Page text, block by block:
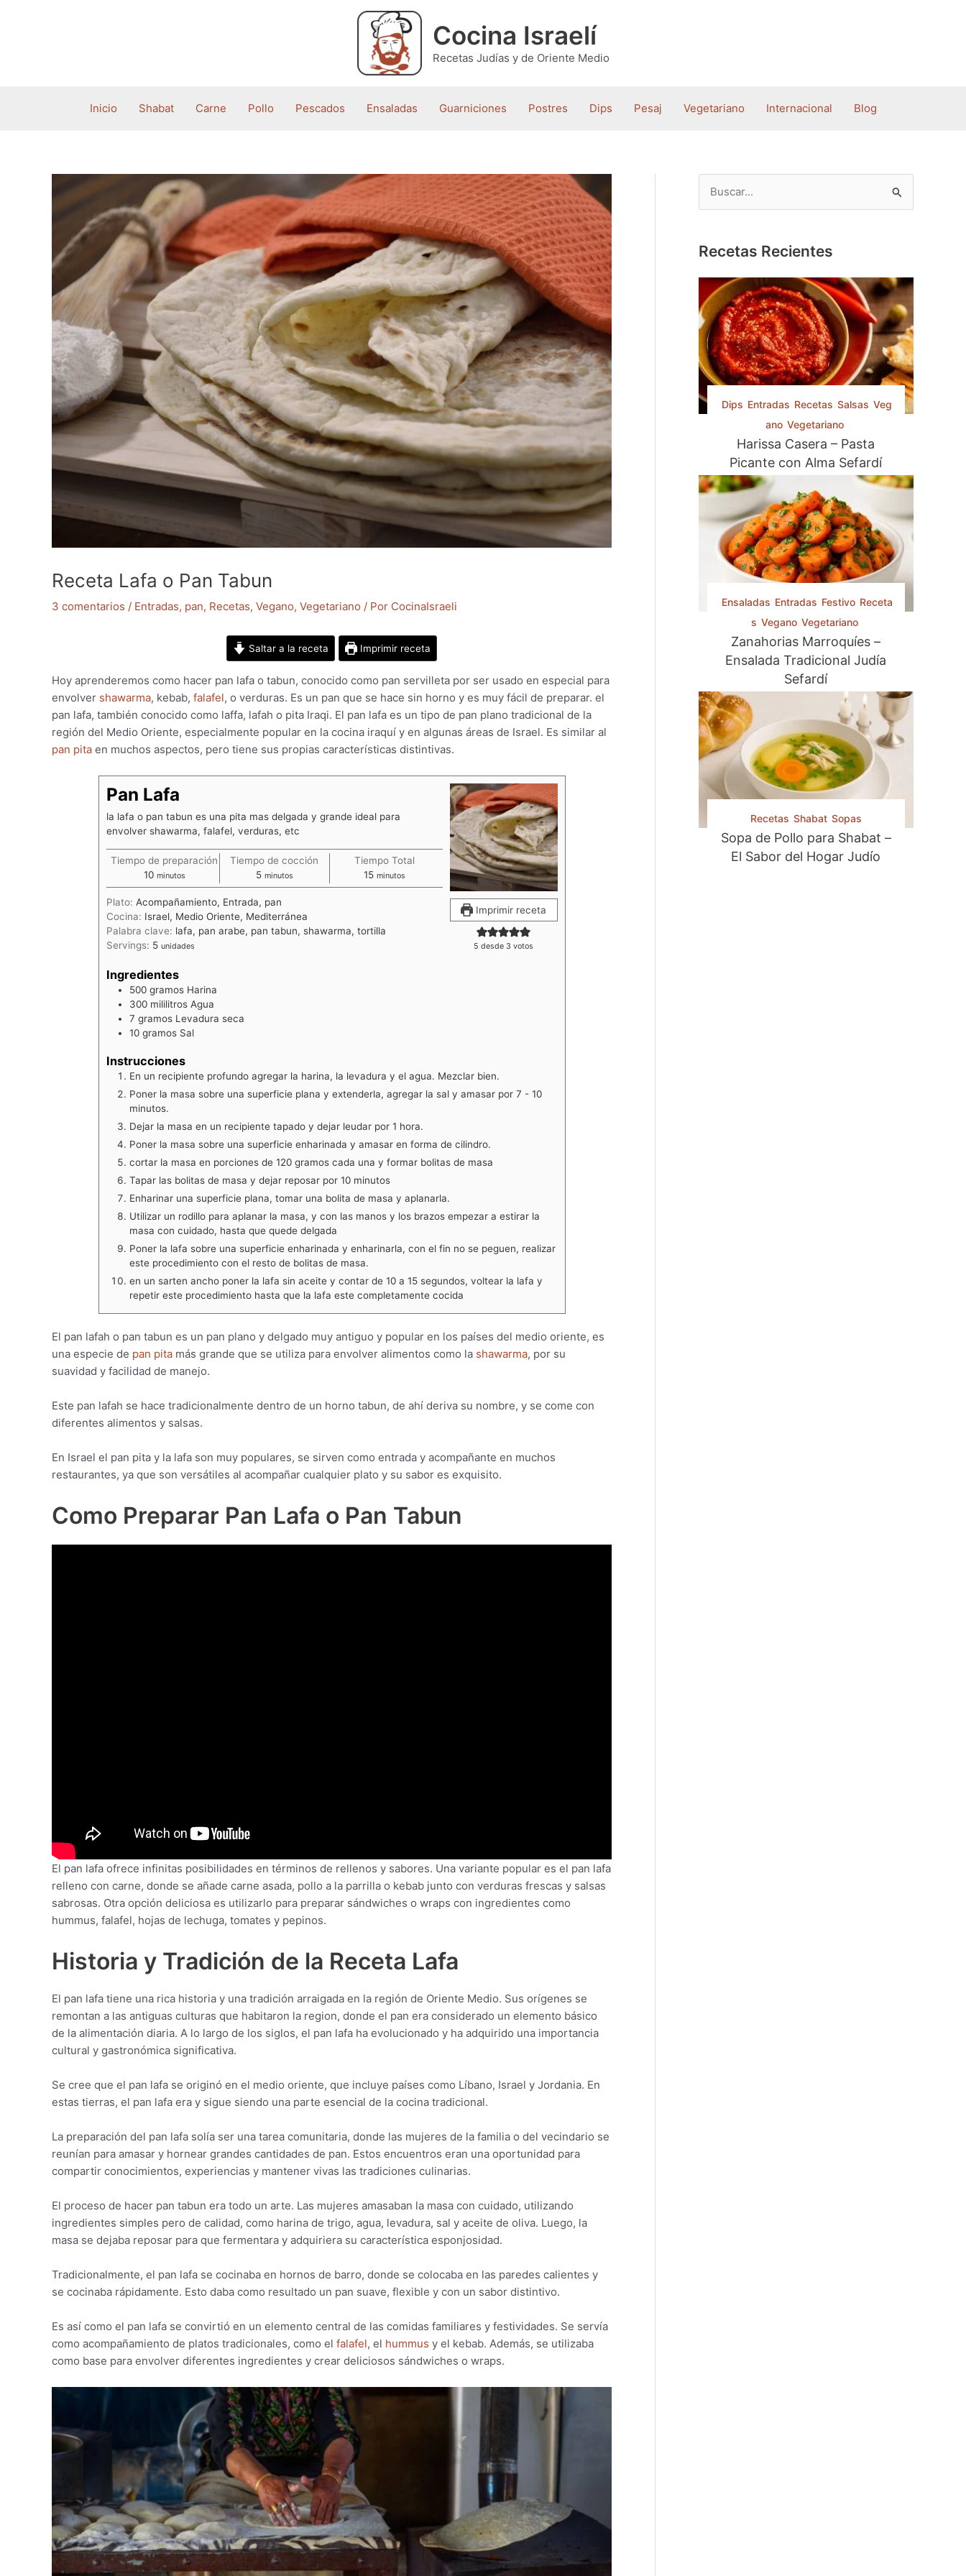
Cocina Israelí
Recetas Judías y de Oriente Medio
Inicio Shabat Carne Pollo Pescados Ensaladas Guarniciones Postres Dips Pesaj Vegetariano Internacional Blog
Receta Lafa o Pan Tabun
3 comentarios / Entradas, pan, Recetas, Vegano, Vegetariano / Por CocinaIsraeli
Saltar a la receta Imprimir receta
Hoy aprenderemos como hacer pan lafa o tabun, conocido como pan servilleta por ser usado en especial para
envolver shawarma, kebab, falafel, o verduras. Es un pan que se hace sin horno y es muy fácil de preparar. el
pan lafa, también conocido como laffa, lafah o pita Iraqi. El pan lafa es un tipo de pan plano tradicional de la
región del Medio Oriente, especialmente popular en la cocina iraquí y en algunas áreas de Israel. Es similar al
pan pita en muchos aspectos, pero tiene sus propias características distintivas.
Imprimir receta
5 desde 3 votos
Pan Lafa
la lafa o pan tabun es una pita mas delgada y grande ideal para
envolver shawarma, falafel, verduras, etc
Tiempo de preparación
10minutos
minutos
Tiempo de cocción
5minutos
minutos
Tiempo Total
15minutos
minutos
Plato: Acompañamiento, Entrada, pan
Cocina: Israel, Medio Oriente, Mediterránea
Palabra clave: lafa, pan arabe, pan tabun, shawarma, tortilla
Servings: 5 unidades
Ingredientes
500 gramos Harina
300 mililitros Agua
7 gramos Levadura seca
10 gramos Sal
Instrucciones
En un recipiente profundo agregar la harina, la levadura y el agua. Mezclar bien.
Poner la masa sobre una superficie plana y extenderla, agregar la sal y amasar por 7 - 10
minutos.
Dejar la masa en un recipiente tapado y dejar leudar por 1 hora.
Poner la masa sobre una superficie enharinada y amasar en forma de cilindro.
cortar la masa en porciones de 120 gramos cada una y formar bolitas de masa
Tapar las bolitas de masa y dejar reposar por 10 minutos
Enharinar una superficie plana, tomar una bolita de masa y aplanarla.
Utilizar un rodillo para aplanar la masa, y con las manos y los brazos empezar a estirar la
masa con cuidado, hasta que quede delgada
Poner la lafa sobre una superficie enharinada y enharinarla, con el fin no se peguen, realizar
este procedimiento con el resto de bolitas de masa.
en un sarten ancho poner la lafa sin aceite y contar de 10 a 15 segundos, voltear la lafa y
repetir este procedimiento hasta que la lafa este completamente cocida
El pan lafah o pan tabun es un pan plano y delgado muy antiguo y popular en los países del medio oriente, es
una especie de pan pita más grande que se utiliza para envolver alimentos como la shawarma, por su
suavidad y facilidad de manejo.
Este pan lafah se hace tradicionalmente dentro de un horno tabun, de ahí deriva su nombre, y se come con
diferentes alimentos y salsas.
En Israel el pan pita y la lafa son muy populares, se sirven como entrada y acompañante en muchos
restaurantes, ya que son versátiles al acompañar cualquier plato y su sabor es exquisito.
Como Preparar Pan Lafa o Pan Tabun
El pan lafa ofrece infinitas posibilidades en términos de rellenos y sabores. Una variante popular es el pan lafa
relleno con carne, donde se añade carne asada, pollo a la parrilla o kebab junto con verduras frescas y salsas
sabrosas. Otra opción deliciosa es utilizarlo para preparar sándwiches o wraps con ingredientes como
hummus, falafel, hojas de lechuga, tomates y pepinos.
Historia y Tradición de la Receta Lafa
El pan lafa tiene una rica historia y una tradición arraigada en la región de Oriente Medio. Sus orígenes se
remontan a las antiguas culturas que habitaron la region, donde el pan era considerado un elemento básico
de la alimentación diaria. A lo largo de los siglos, el pan lafa ha evolucionado y ha adquirido una importancia
cultural y gastronómica significativa.
Se cree que el pan lafa se originó en el medio oriente, que incluye países como Líbano, Israel y Jordania. En
estas tierras, el pan lafa era y sigue siendo una parte esencial de la cocina tradicional.
La preparación del pan lafa solía ser una tarea comunitaria, donde las mujeres de la familia o del vecindario se
reunían para amasar y hornear grandes cantidades de pan. Estos encuentros eran una oportunidad para
compartir conocimientos, experiencias y mantener vivas las tradiciones culinarias.
El proceso de hacer pan tabun era todo un arte. Las mujeres amasaban la masa con cuidado, utilizando
ingredientes simples pero de calidad, como harina de trigo, agua, levadura, sal y aceite de oliva. Luego, la
masa se dejaba reposar para que fermentara y adquiriera su característica esponjosidad.
Tradicionalmente, el pan lafa se cocinaba en hornos de barro, donde se colocaba en las paredes calientes y
se cocinaba rápidamente. Esto daba como resultado un pan suave, flexible y con un sabor distintivo.
Es así como el pan lafa se convirtió en un elemento central de las comidas familiares y festividades. Se servía
como acompañamiento de platos tradicionales, como el falafel, el hummus y el kebab. Además, se utilizaba
como base para envolver diferentes ingredientes y crear deliciosos sándwiches o wraps.
c
p
o
r
Recetas Recientes
Dips Entradas Recetas Salsas Veg
ano Vegetariano
Harissa Casera – Pasta
Picante con Alma Sefardí
Ensaladas Entradas Festivo Receta
s Vegano Vegetariano
Zanahorias Marroquíes –
Ensalada Tradicional Judía
Sefardí
Recetas Shabat Sopas
Sopa de Pollo para Shabat –
El Sabor del Hogar Judío